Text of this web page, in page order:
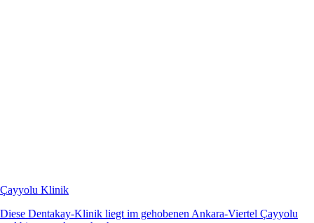
Çayyolu Klinik
Diese Dentakay-Klinik liegt im gehobenen Ankara-Viertel Çayyolu